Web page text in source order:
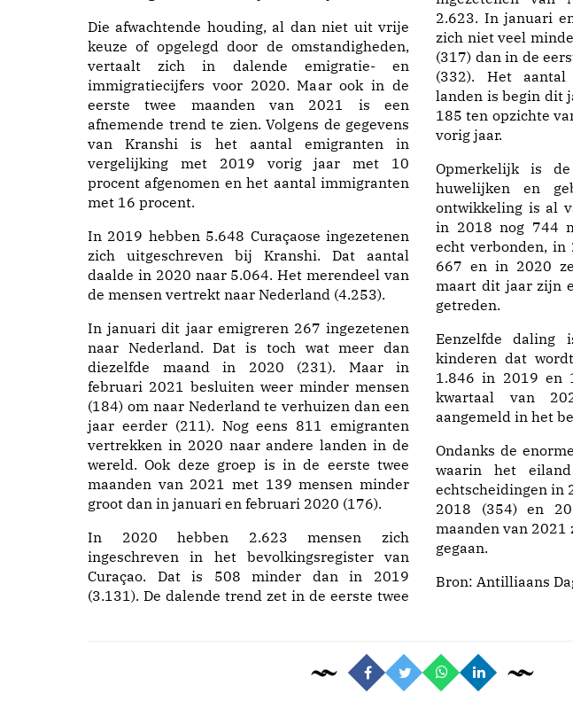
Die afwachtende houding, al dan niet uit vrije
keuze of opgelegd door de omstandigheden,
vertaalt zich in dalende emigratie- en
immigratiecijfers voor 2020. Maar ook in de
eerste twee maanden van 2021 is een
afnemende trend te zien. Volgens de gegevens
van Kranshi is het aantal emigranten in
vergelijking met 2019 vorig jaar met 10
procent afgenomen en het aantal immigranten
met 16 procent.
In 2019 hebben 5.648 Curaçaose ingezetenen
zich uitgeschreven bij Kranshi. Dat aantal
daalde in 2020 naar 5.064. Het merendeel van
de mensen vertrekt naar Nederland (4.253).
In januari dit jaar emigreren 267 ingezetenen
naar Nederland. Dat is toch wat meer dan
diezelfde maand in 2020 (231). Maar in
februari 2021 besluiten weer minder mensen
(184) om naar Nederland te verhuizen dan een
jaar eerder (211). Nog eens 811 emigranten
vertrekken in 2020 naar andere landen in de
wereld. Ook deze groep is in de eerste twee
maanden van 2021 met 139 mensen minder
groot dan in januari en februari 2020 (176).
In 2020 hebben 2.623 mensen zich
ingeschreven in het bevolkingsregister van
Curaçao. Dat is 508 minder dan in 2019
(3.131). De dalende trend zet in de eerste twee
2.623. In januari
zich niet veel
(317) dan in de
(332). Het
landen is begin dit
185 ten opzichte
vorig jaar.
Opmerkelijk is
huwelijken en
ontwikkeling is al
in 2018 nog 744
echt verbonden,
667 en in 2020
maart dit jaar zijn
getreden.
Eenzelfde
kinderen dat
1.846 in 2019 en
kwartaal van
aangemeld in het
Ondanks de
waarin het
echtscheidingen in
2018 (354) en
maanden van
gegaan.
Bron: Antilliaans